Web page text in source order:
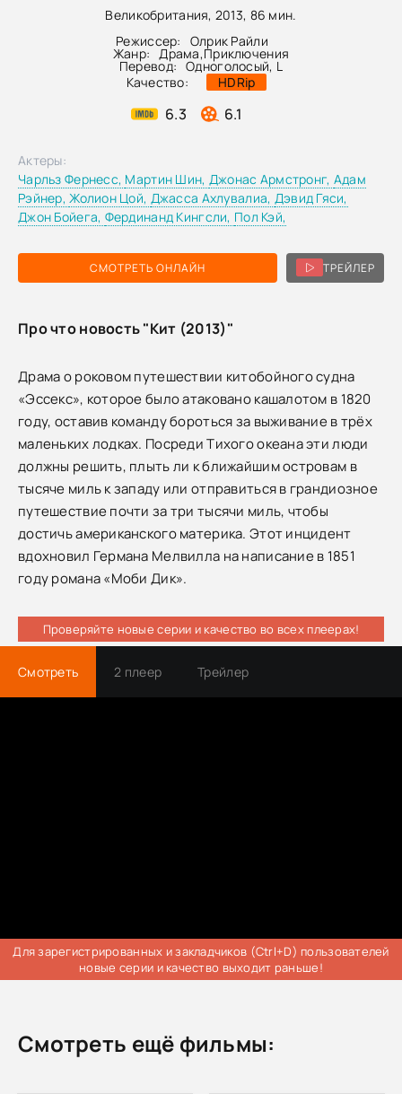
Великобритания, 2013, 86 мин.
Режиссер:
Олрик Райли
Жанр: Драма,Приключения
Перевод: Одноголосый, L
Качество:
HDRip
6.3 6.1
СМОТРЕТЬ ОНЛАЙН ТРЕЙЛЕР
Актеры:
Чарльз Фернесс, Мартин Шин, Джонас Армстронг, Адам
Рэйнер,Жолион Цой, Джасса Ахлувалиа, Дэвид Гяси,
Джон Бойега, Фердинанд Кингсли, Пол Кэй,
Про что новость "Кит (2013)"
Драма о роковом путешествии китобойного судна
«Эссекс», которое было атаковано кашалотом в 1820
году, оставив команду бороться за выживание в трёх
маленьких лодках. Посреди Тихого океана эти люди
должны решить, плыть ли к ближайшим островам в
тысяче миль к западу или отправиться в грандиозное
путешествие почти за три тысячи миль, чтобы
достичь американского материка. Этот инцидент
вдохновил Германа Мелвилла на написание в 1851
году романа «Моби Дик».
Проверяйте новые серии и качество во всех плеерах!
Смотреть 2 плеер Трейлер
Для зарегистрированных и закладчиков (Ctrl+D) пользователей
новые серии и качество выходит раньше!
Смотреть ещё фильмы: